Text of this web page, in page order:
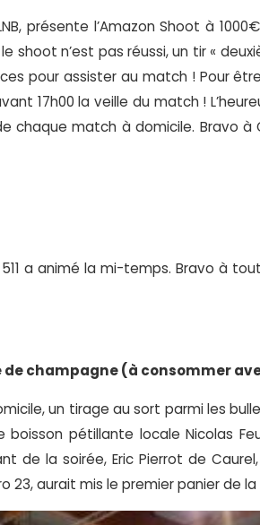
présente l’Amazon Shoot à
shoot n’est pas réussi, un tir «
pour assister au match ! Pour
17h00 la veille du match !
chaque match à domicile. Bravo
a animé la mi-temps. Bravo à
de champagne (à consommer
un tirage au sort parmi les
pétillante locale Nicolas
de la soirée, Eric Pierrot de
23, aurait mis le premier panier de